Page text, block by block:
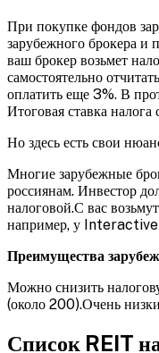
При покупке фондов
зарубежного брокера
ваш брокер возьмет
самостоятельно
оплатить еще 3%. В
Итоговая ставка налога
Но здесь есть свои
Многие зарубежные
россиянам. Инвестор
налоговой.С вас
например, у
Преимущества
Можно снизить
(около 200).Очень
Список REIT